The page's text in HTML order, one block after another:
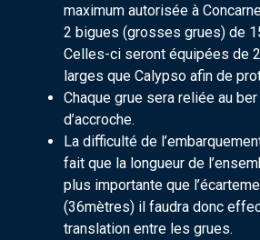
maximum autorisée à
2 bigues (grosses grues) de
Celles-ci seront équipées de
larges que Calypso afin de
Chaque grue sera reliée au
d’accroche.
La difficulté de
fait que la longueur de
plus importante que
(36mètres) il faudra donc
translation entre les grues.